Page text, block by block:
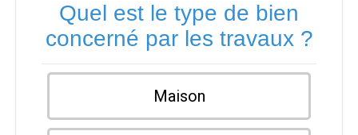
Quel est le type de bien
concerné par les travaux ?
Maison